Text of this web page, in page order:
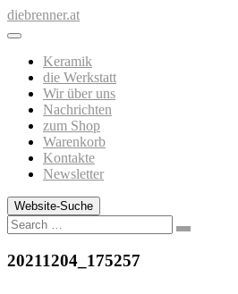
Zum
Inhalt
diebrenner.at
Keramik
die Werkstatt
Wir über uns
Nachrichten
zum Shop
Warenkorb
Kontakte
Newsletter
Website-Suche
Search
20211204_175257